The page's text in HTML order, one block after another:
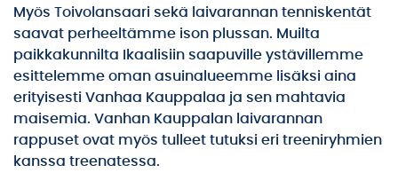
Myös Toivolansaari sekä laivarannan tenniskentät
saavat perheeltämme ison plussan. Muilta
paikkakunnilta Ikaalisiin saapuville ystävillemme
esittelemme oman asuinalueemme lisäksi aina
erityisesti Vanhaa Kauppalaa ja sen mahtavia
maisemia. Vanhan Kauppalan laivarannan
rappuset ovat myös tulleet tutuksi eri treeniryhmien
kanssa treenatessa.